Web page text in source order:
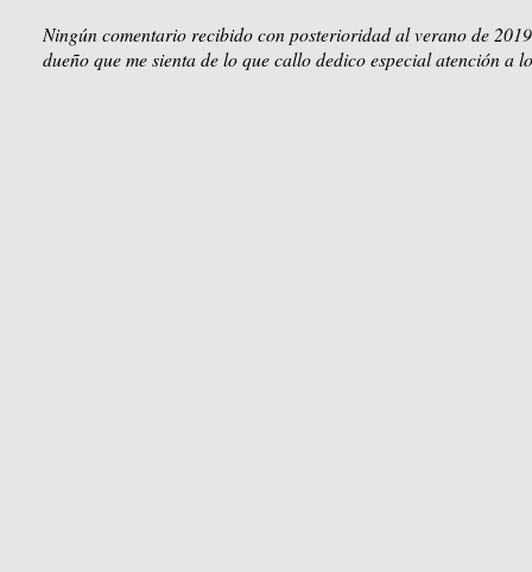
Ningún comentario recibido con posterioridad al verano de
dueño que me sienta de lo que callo dedico especial atención a